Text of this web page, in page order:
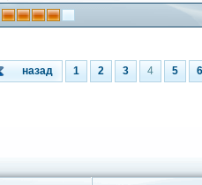
назад 1 2 3 4 5 6